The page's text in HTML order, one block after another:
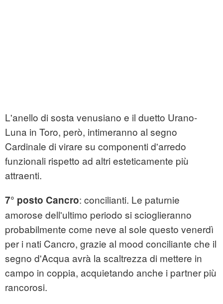
L'anello di sosta venusiano e il duetto Urano-
Luna in Toro, però, intimeranno al segno
Cardinale di virare su componenti d'arredo
funzionali rispetto ad altri esteticamente più
attraenti.
7° posto Cancro: concilianti. Le paturnie
amorose dell'ultimo periodo si scioglieranno
probabilmente come neve al sole questo venerdì
per i nati Cancro, grazie al mood conciliante che il
segno d'Acqua avrà la scaltrezza di mettere in
campo in coppia, acquietando anche i partner più
rancorosi.